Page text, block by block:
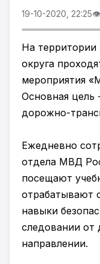
19-10-2020, 22:25👁
На территории
округа
мероприятия
Основная цель
дорожно-
Ежедневно
отдела МВД
посещают
отрабатывают
навыки
следовании
направлении.